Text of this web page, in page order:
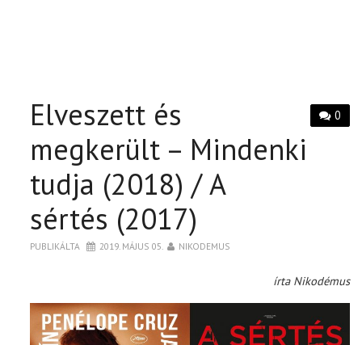
0
Elveszett és
megkerült – Mindenki
tudja (2018) / A
sértés (2017)
PUBLIKÁLTA 2019. MÁJUS 05. NIKODEMUS
írta Nikodémus